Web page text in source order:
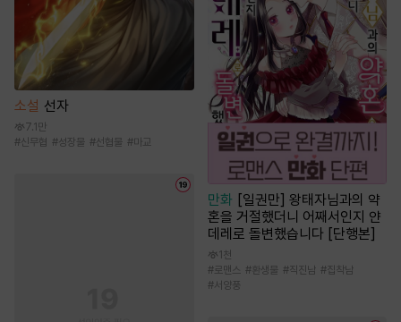
소설 선자
7.1만
#신무협 #성장물 #선협물 #마교
만화
[일권만] 왕태자님과의 약
혼을 거절했더니 어째서인지 얀
데레로 돌변했습니다 [단행본]
1천
#로맨스 #환생물 #직진남 #집착남
#서양풍